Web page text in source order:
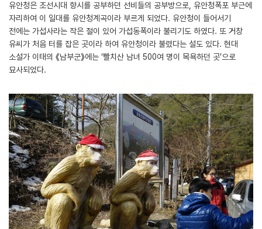
유안청은 조선시대 향시를 공부하던 선비들의 공부방으로, 유안청폭포 부근에
자리하여 이 일대를 유안청계곡이라 부르게 되었다. 유안청이 들어서기
전에는 가섭사라는 작은 절이 있어 가섭동폭이라 불리기도 하였다. 또 거창
유씨가 처음 터를 잡은 곳이라 하여 유안청이라 불렸다는 설도 있다. 현대
소설가 이태의 《남부군》에는 ‘빨치산 남녀 500여 명이 목욕하던 곳’으로
묘사되었다.